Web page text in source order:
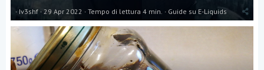
Iv3shf 29 Apr 2022 Tempo di lettura 4 min. Guide su E-Liquids